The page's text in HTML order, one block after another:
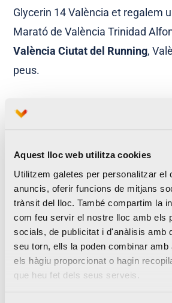
Aquest lloc web utilitza cookies
Utilitzem galetes per personalitzar el
anuncis, oferir funcions de mitjans
trànsit del lloc. També compartim la
com feu servir el nostre lloc amb els
socials, de publicitat i d'anàlisis amb
seu torn, ells la poden combinar amb
els hàgiu proporcionat o hagin
que heu fet dels seus serveis.
Glycerin 14 València et regalem
Marató de València Trinidad
València Ciutat del Running,
peus.
Yoshiko Yamamoto, del país
ciutat del running
València Ciutat del Running
vegada a les fires del